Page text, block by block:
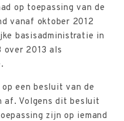
op toepassing van de
vanaf oktober 2012
basisadministratie in
over 2013 als
een besluit van de
af. Volgens dit besluit
zijn op iemand